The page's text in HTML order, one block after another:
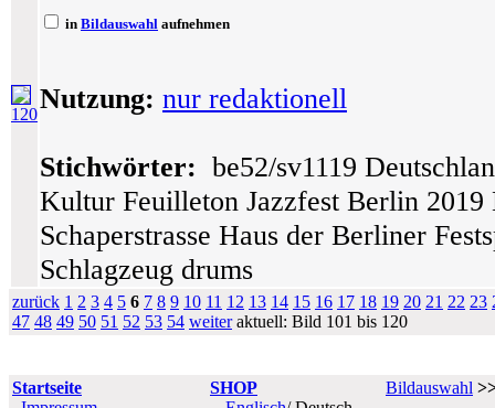
120
in Bildauswahl aufnehmen
Nutzung: nur redaktionell
Stichwörter: be52/sv1119
Kultur Feuilleton Jazzfest Berlin
Schaperstrasse Haus der Berliner
Schlagzeug drums
zurück 1 2 3 4 5 6 7 8 9 10 11 12 13 14 15 16 17 18 19 20 21 22 23
47 48 49 50 51 52 53 54 weiteraktuell: Bild 101 bis 120
Startseite SHOP Bildauswahl